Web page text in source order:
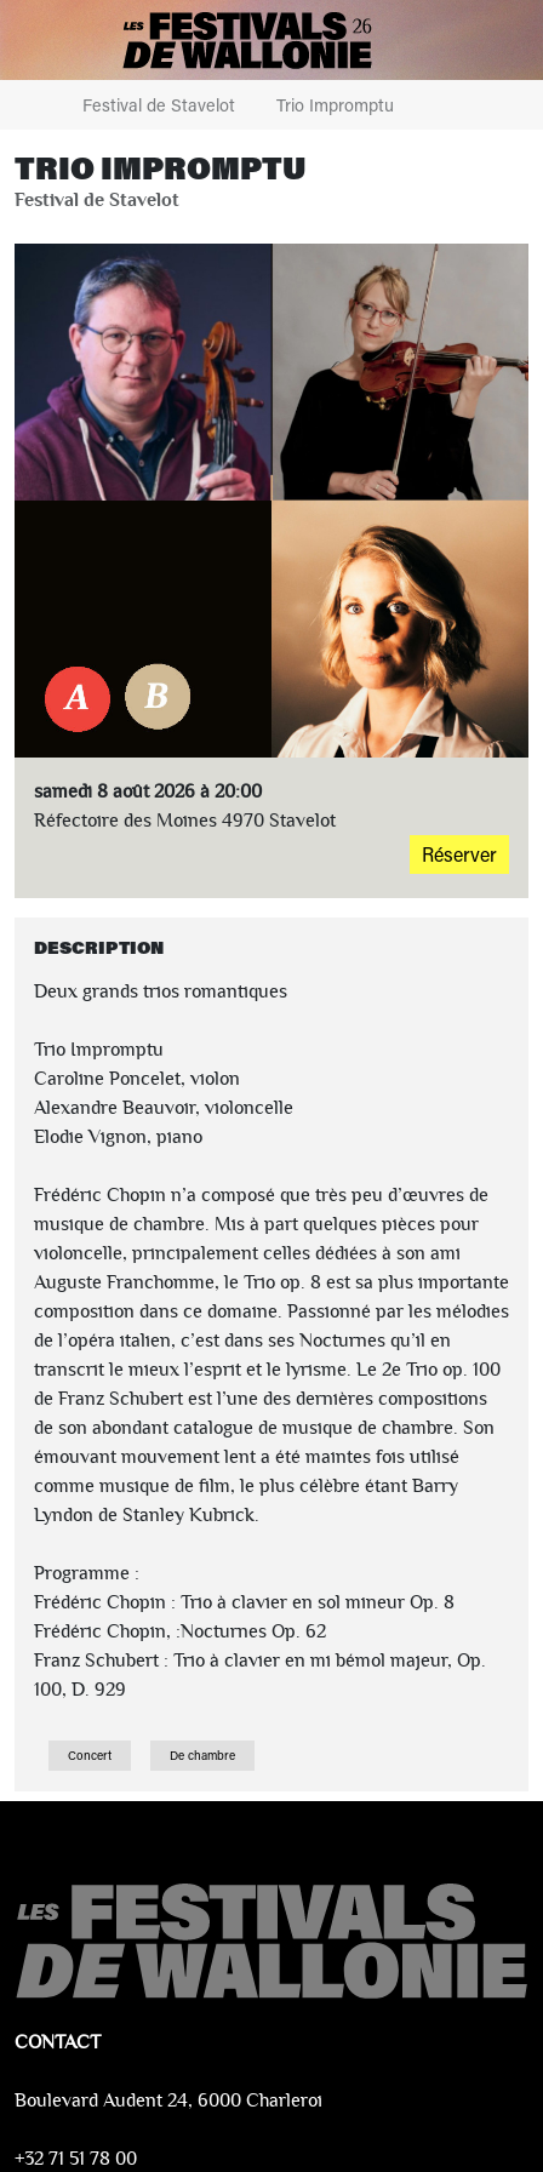
Festival de Stavelot Trio Impromptu
TRIO IMPROMPTU
Festival de Stavelot
samedi 8 août 2026 à 20:00
Réfectoire des Moines 4970 Stavelot
Réserver
DESCRIPTION
Deux grands trios romantiques
Trio Impromptu
Caroline Poncelet, violon
Alexandre Beauvoir, violoncelle
Elodie Vignon, piano
Frédéric Chopin n’a composé que très peu d’œuvres de
musique de chambre. Mis à part quelques pièces pour
violoncelle, principalement celles dédiées à son ami
Auguste Franchomme, le Trio op. 8 est sa plus importante
composition dans ce domaine. Passionné par les mélodies
de l’opéra italien, c’est dans ses Nocturnes qu’il en
transcrit le mieux l’esprit et le lyrisme. Le 2e Trio op. 100
de Franz Schubert est l’une des dernières compositions
de son abondant catalogue de musique de chambre. Son
émouvant mouvement lent a été maintes fois utilisé
comme musique de film, le plus célèbre étant Barry
Lyndon de Stanley Kubrick.
Programme :
Frédéric Chopin : Trio à clavier en sol mineur Op. 8
Frédéric Chopin, :Nocturnes Op. 62
Franz Schubert : Trio à clavier en mi bémol majeur, Op.
100, D. 929
Concert De chambre
CONTACT
Boulevard Audent 24, 6000 Charleroi
+32 71 51 78 00